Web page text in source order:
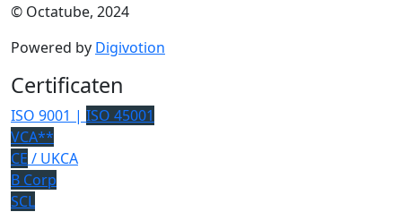
© Octatube, 2024
Powered by Digivotion
Certificaten
ISO 9001 | ISO 45001
VCA**
CE / UKCA
B Corp
SCL